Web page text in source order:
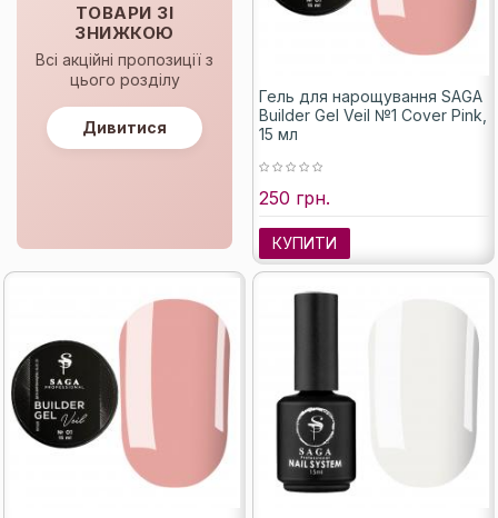
ТОВАРИ ЗІ
ЗНИЖКОЮ
Всі акційні пропозиції з
цього розділу
Дивитися
Гель для нарощування SAGA
Builder Gel Veil №1 Cover Pink,
15 мл
250 грн.
КУПИТИ